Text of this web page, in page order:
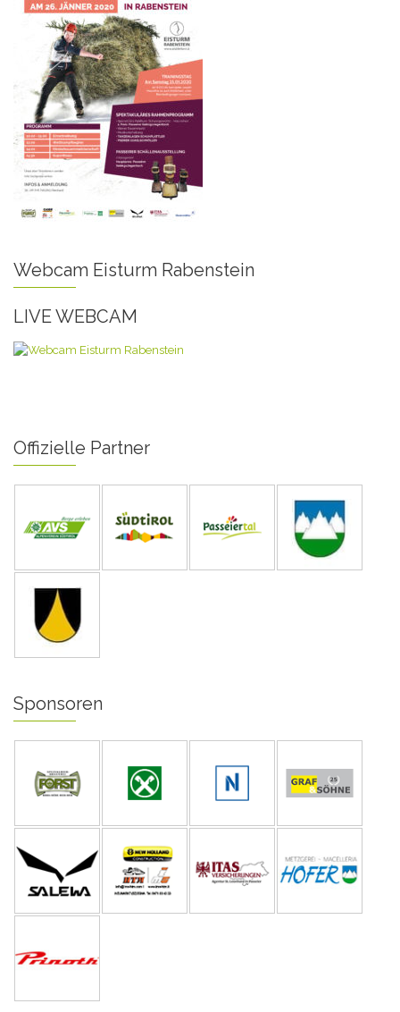
Webcam Eisturm Rabenstein
LIVE WEBCAM
Offizielle Partner
Sponsoren